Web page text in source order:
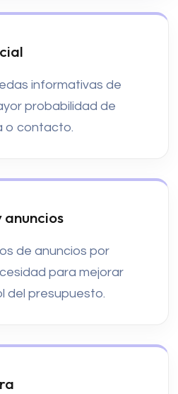
informativas de
probabilidad de
o contacto.
anuncios
de anuncios por
para mejorar
del presupuesto.